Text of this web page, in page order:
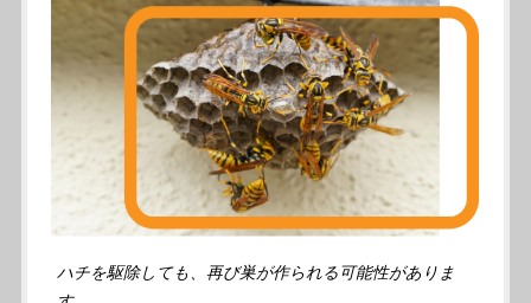
ハチを駆除しても、再び巣が作られる可能性がありま